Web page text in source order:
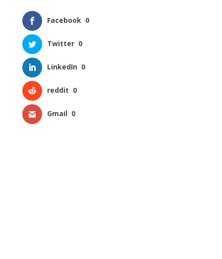
Facebook 0
Twitter 0
LinkedIn 0
reddit 0
Gmail 0